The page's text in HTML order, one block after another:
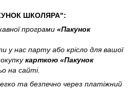
ШКОЛЯРА":
програми «Пакунок
у нас парту або крісло для вашої
карткою «Пакунок
на сайті.
та безпечно через платіжний